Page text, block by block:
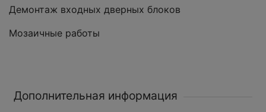
Демонтаж входных дверных блоков
Мозаичные работы
Дополнительная информация